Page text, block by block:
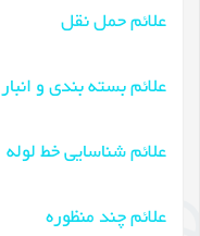
علائم حمل نقل
علائم بسته بندی و انبار
علائم شناسایی خط لوله
علائم چند منظوره